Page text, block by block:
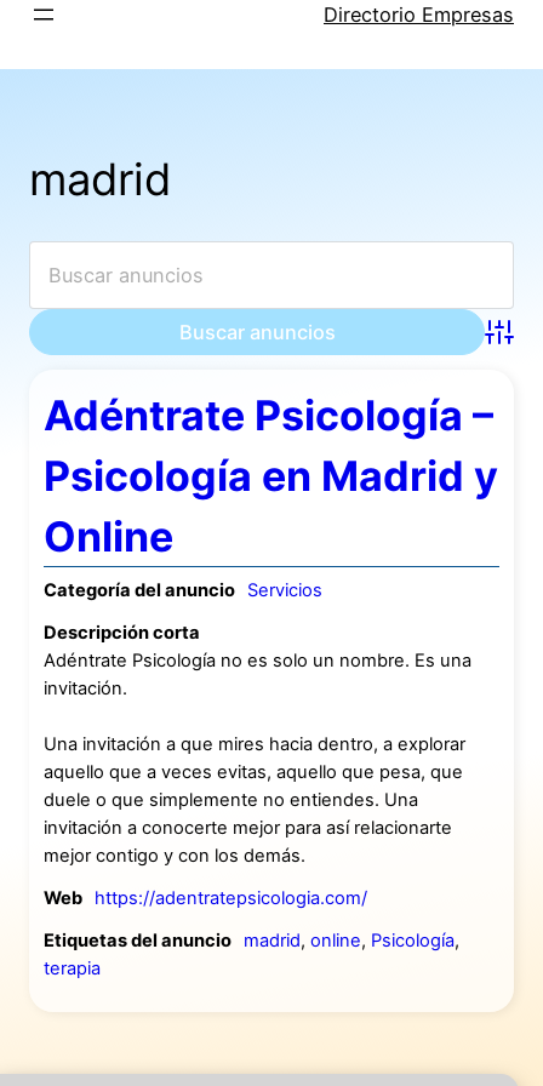
Saltar
Directorio Empresas
madrid
Adéntrate Psicología –
Psicología en Madrid y
Online
Categoría del anuncio
Servicios
Descripción corta
Adéntrate Psicología no es solo un nombre. Es una
invitación.
Una invitación a que mires hacia dentro, a explorar
aquello que a veces evitas, aquello que pesa, que
duele o que simplemente no entiendes. Una
invitación a conocerte mejor para así relacionarte
mejor contigo y con los demás.
Web
https://adentratepsicologia.com/
Etiquetas del anuncio
madrid, online, Psicología,
terapia